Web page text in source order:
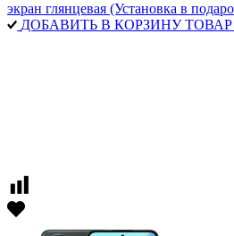
экран глянцевая (Установка в
ДОБАВИТЬ В КОРЗИНУ